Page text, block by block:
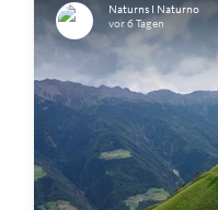
Naturns I Naturno
vor 6 Tagen